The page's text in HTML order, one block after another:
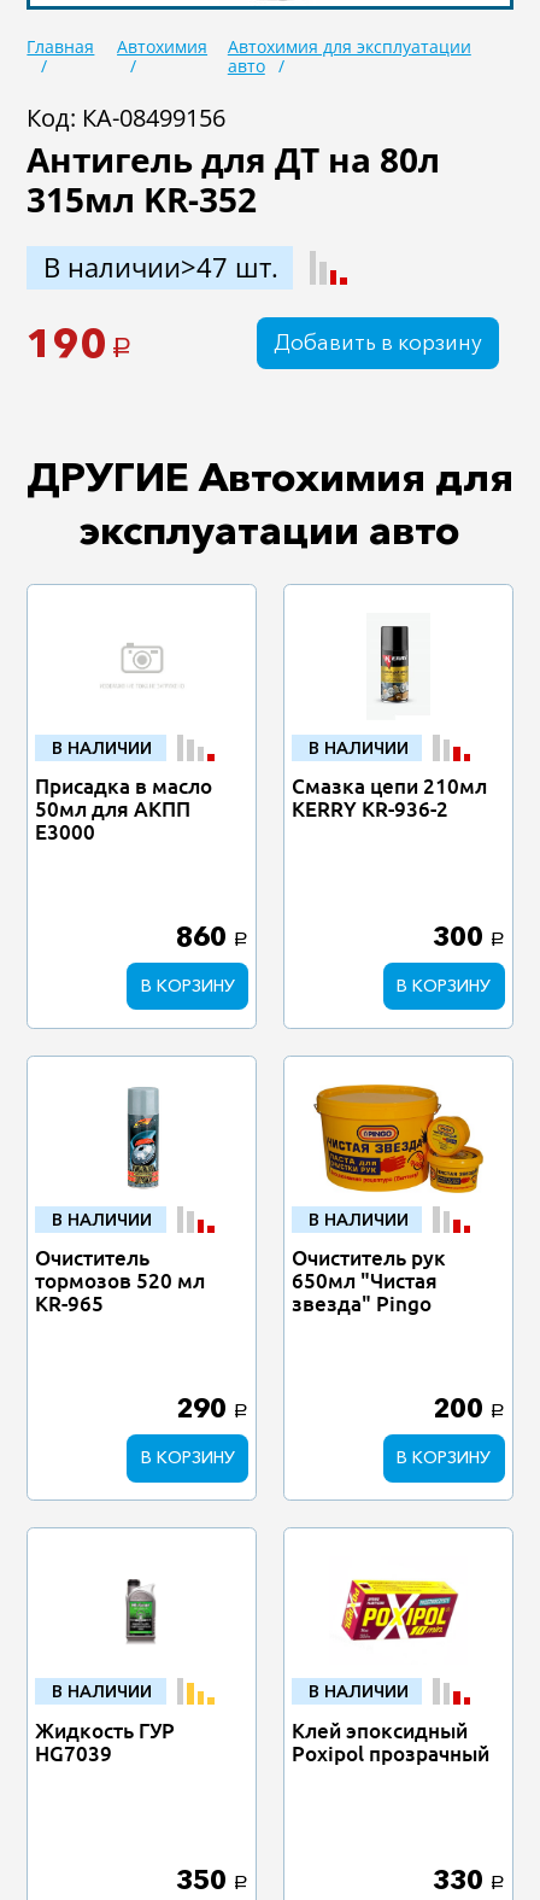
Масла
Иномарки
Садовая техника
Лодки и моторы
Активный отдых
и оснастка
Главная Автохимия
Автохимия для эксплуатации
авто
Код: КА-08499156
Антигель для ДТ на 80л
315мл KR-352
В наличии>47 шт.
190 a Добавить в корзину
ДРУГИЕ Автохимия для
эксплуатации авто
В НАЛИЧИИ
Присадка в масло
50мл для АКПП
Е3000
860 a
В КОРЗИНУ
В НАЛИЧИИ
Смазка цепи 210мл
KERRY KR-936-2
300 a
В КОРЗИНУ
В НАЛИЧИИ
Очиститель
тормозов 520 мл
KR-965
290 a
В КОРЗИНУ
В НАЛИЧИИ
Очиститель рук
650мл "Чистая
звезда" Pingo
200 a
В КОРЗИНУ
В НАЛИЧИИ
Жидкость ГУР
HG7039
350 a
В НАЛИЧИИ
Клей эпоксидный
Poxipol прозрачный
330 a